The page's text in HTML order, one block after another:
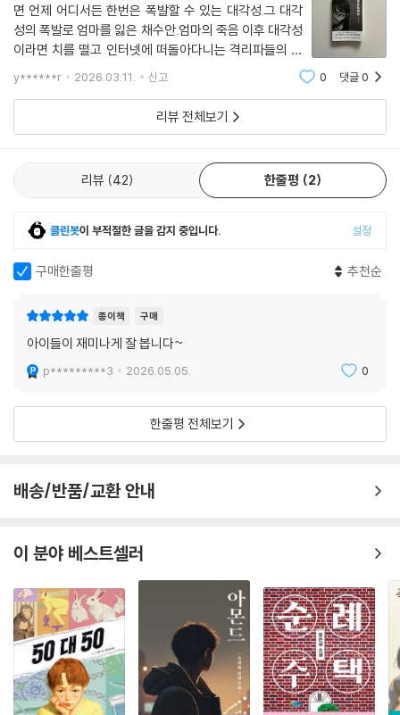
을 때 비로소 시작되는 성장의 과정을 밀도 있게 그려낸다.
특히 이 작품은 각종 SNS와 영상 플랫폼을 통해 무분별하게 퍼지는 거짓
정보와 자극적인 가짜뉴스 메시지들이 어떻게 청소년의 인식에 스며들고,
고정관념과 혐오로 굳어지는지를 예리하게 보여준다. 익숙한 알고리즘 속
에서 반복적으로 소비되는 말들이 어느 순간부터 진실처럼 받아들여지는
시대에 ‘무엇을 믿고 정보를 어떻게 분별해야 하는 것인가’에 대한 질문을
던진다. 타인을 쉽게 규정하기 전에 한 번 더 생각하고, 의심하고, 능동적으
로 판단하려는 태도야말로 지금 청소년 독자들에게 가장 필요한 힘임을 일
이 아닌 상태라 여겼던 수안이 우정과 예리, 주변 어른들과 함께 사건을 통
태도가 결국 또 다른 폭력을 낳는다는 사실을. 그 깨달음은 우리를 멈추게
을 인정하고, 인간의 선의와 유대가 누군가의 삶을 바꿀 수 있다고 믿으며
“나와 다른 사람을 이해하는 일은 많은 노력이 필요하죠. 일부러 애쓰지 않
아니라 세계적으로도 혐오가 더욱 득세하는 게 아닐까 싶습니다.” - 「작가
의 말」 중에서
면 언제 어디서든 한번은 폭발할 수 있는 대각성.그 대각
성의 폭발로 엄마를 잃은 채수안.엄마의 죽음 이후 대각성
이라면 치를 떨고 인터넷에 떠돌아다니는 격리파들의 주
장을 지지하며 살아가게 되는데 그러다 어느 날 채수안은
교실을 폭발시키며 대각성이 된다.엄마를 대각성으로 잃
고 강경 격리파로 살아왔는데 알고 보니 수안
y******r 2026.03.11. 신고 0 댓글0
리뷰 전체보기
리뷰 42 한줄평 2
클린봇이 부적절한 글을 감지 중입니다. 설정
구매한줄평 추천순
종이책 구매
아이들이 재미나게 잘 봅니다~
p*********3 2026.05.05. 0
한줄평 전체보기
배송/반품/교환 안내
이 분야 베스트셀러